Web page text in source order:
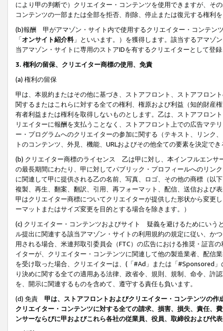
により甲の判断で）クリエイター・コンテンツを使用できますが、そ
コンテンツの一部または全部を拒否、削除、停止または復元する権利
(b)報酬 甲がアマゾン・サイト内で使用するクリエイター・コンテン
「オンサイト紹介料」といいます。）を獲得します。該当するアマゾ
当アマゾン・サイトに専用のストアIDを有するクリエイターとして登
3. 権利の留保、クリエイター商標の使用、免責
(a) 権利の留保
甲は、本規約またはその他に基づき、ストアフロント、ストアフロン
関するまたはこれらに対する全ての権利、権原および利益（知的財産
有者利益または権利を取得しないものとします。乙は、ストアフロン
リエイターに報酬を支払うことなく、ストアフロント上での広告マテ
ー・プログラムへのクリエイターの参加に関する（テキスト、リンク
トのコンテンツ、外見、機能、URLおよびその他全ての要素を決定で
(b) クリエイター商標のライセンス 乙は甲に対し、本インフルエンサ
の最長期間にわたり、甲に対してパブリック・プロフィールへのリン
に関連して甲に提供される乙の名前、写真、ロゴ、その他の商標（以
複製、再生、翻案、翻訳、引用、再フォーマット、配信、送信および
甲はクリエイター商標についてクリエイターが提供した形状から変更
ーマットまたはサイズ変更を目的とする場合を除きます。）
(c) クリエイター・コンテンツおよびサイト 疑義を避けるためにいう
ル提出に関連する該当アマゾン・サイトの利用規約の規定に従い、か
用される場合、米連邦取引委員会（FTC）の広告における推奨・証言
イターが、クリエイター・コンテンツに関連して他の製造業者、配信
を受け取った場合、クリエイターは、(「#Ad」または「#Sponsored
り決めに関する全ての適用ある法律、政省令、規則、規制、命令、許
を、開示に関連するものを含めて、遵守する責任も負います。
(d) 免責 甲は、ストアフロントおよびクリエイター・コンテンツの
クリエイター・コンテンツに対する全ての請求、損害、損失、責任、
ンサーならびに甲およびこれら各社の従業員、役員、取締役および代